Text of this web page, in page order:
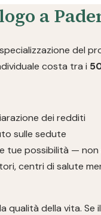
a
del
costa tra i
dei redditi
sulle sedute
tue possibilità —
centri di salute
della vita.